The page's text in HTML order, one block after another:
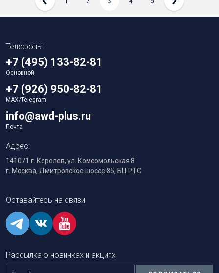
Телефоны:
+7 (495) 133-82-81
Основной
+7 (926) 950-82-81
MAX/Telegram
info@awd-plus.ru
Почта
Адрес:
141071 г. Королев, ул. Комсомольская 8
г. Москва, Дмитровское шоссе 85, БЦ РТС
Оставайтесь на связи
Рассылка о новинках и акциях